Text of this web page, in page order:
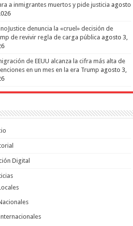
a inmigrantes muertos y pide justicia agosto
denuncia la «cruel» decisión de
de revivir regla de carga pública agosto 3,
de EEUU alcanza la cifra más alta de
en un mes en la era Trump agosto 3,
Digital